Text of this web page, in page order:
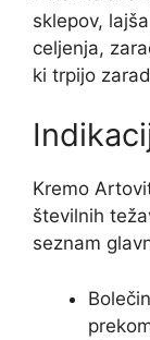
sklepov,
celjenja,
ki trpijo
Kremo
številnih
seznam